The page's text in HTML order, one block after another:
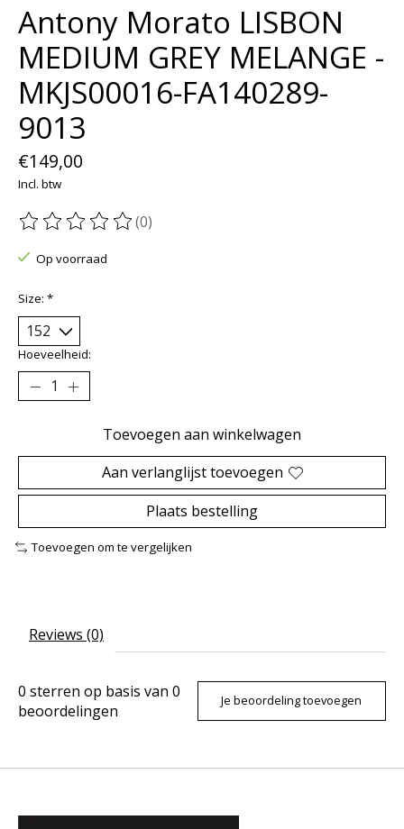
Antony Morato LISBON
MEDIUM GREY MELANGE -
MKJS00016-FA140289-
9013
€149,00
Incl. btw
De beoordeling van dit product is
(0)
Op voorraad
Size: *
Hoeveelheid:
Toevoegen aan winkelwagen
Aan verlanglijst toevoegen
Plaats bestelling
Toevoegen om te vergelijken
Reviews (0)
0 sterren op basis van 0
beoordelingen
Je beoordeling toevoegen